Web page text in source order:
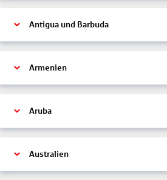
Antigua und Barbuda
Armenien
Aruba
Australien